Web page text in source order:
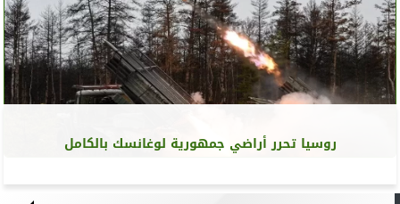
روسيا تحرر أراضي جمهورية لوغانسك بالكامل